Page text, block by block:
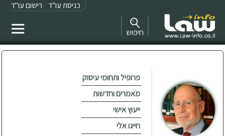
כניסת עו"ד רישום עו"ד
חיפוש
פרופיל ותחומי עיסוק
מאמרים וחדשות
ייעוץ אישי
חייגו אלי